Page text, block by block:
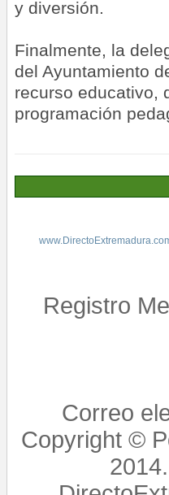
y diversión.
Finalmente, la
del Ayuntamiento
recurso educativo,
programación
Registro
Correo
Copyright ©